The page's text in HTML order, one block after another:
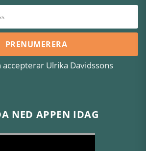
PRENUMERERA
accepterar Ulrika Davidssons
NED APPEN IDAG